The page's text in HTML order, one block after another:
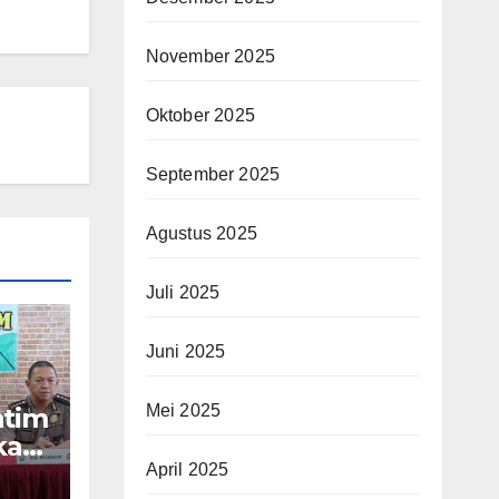
November 2025
Oktober 2025
September 2025
Agustus 2025
Juli 2025
Juni 2025
Mei 2025
April 2025